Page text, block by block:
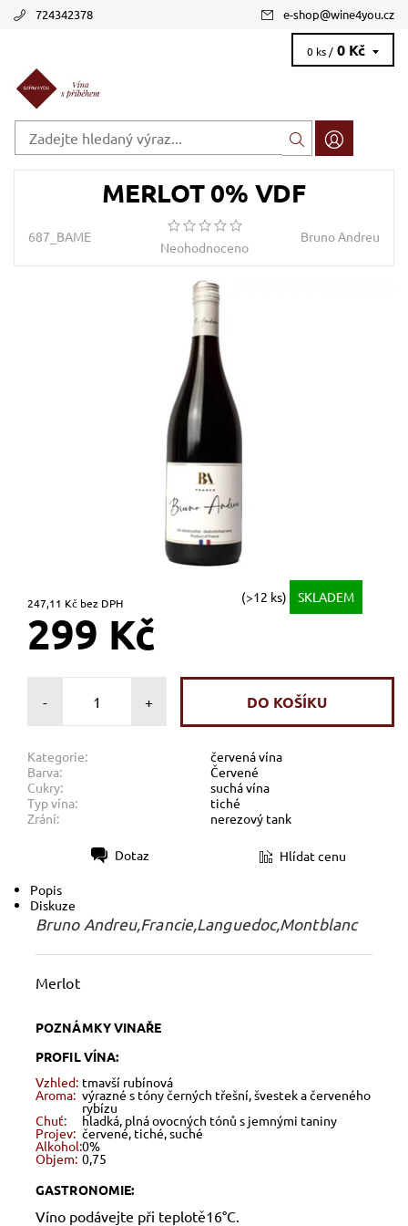
724342378 e-shop@wine4you.cz
0 ks / 0 Kč
MERLOT 0% VDF
687_BAME
Neohodnoceno
Bruno Andreu
247,11 Kč bez DPH (>12 ks) SKLADEM
299 Kč
- +
Kategorie:
červená vína
Barva:
Červené
Cukry:
suchá vína
Typ vína:
tiché
Zrání:
nerezový tank
Dotaz Hlídat cenu
Popis
Diskuze
Bruno Andreu,Francie,Languedoc,Montblanc
Merlot
POZNÁMKY VINAŘE
PROFIL VÍNA:
Vzhled: tmavší rubínová
Aroma: výrazné s tóny černých třešní, švestek a červeného
rybízu
Chuť: hladká, plná ovocných tónů s jemnými taniny
Projev: červené, tiché, suché
Alkohol:0%
Objem: 0,75
GASTRONOMIE:
Víno podávejte při teplotě16°C.